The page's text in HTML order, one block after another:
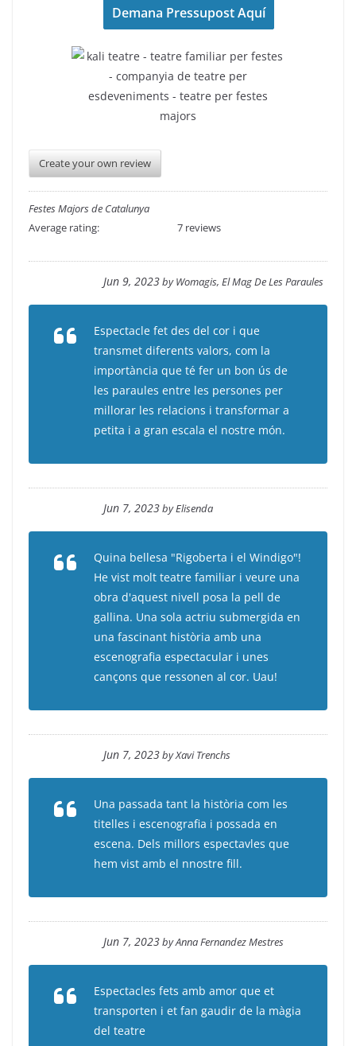
Create your own review
Festes Majors de Catalunya
Average rating:
7 reviews
Jun 9, 2023byWomagis, El Mag De Les Paraules
Espectacle fet des del cor i que
transmet diferents valors, com la
importància que té fer un bon ús de
les paraules entre les persones per
millorar les relacions i transformar a
petita i a gran escala el nostre món.
Jun 7, 2023byElisenda
Quina bellesa "Rigoberta i el Windigo"!
He vist molt teatre familiar i veure una
obra d'aquest nivell posa la pell de
gallina. Una sola actriu submergida en
una fascinant història amb una
escenografia espectacular i unes
cançons que ressonen al cor. Uau!
Jun 7, 2023byXavi Trenchs
Una passada tant la història com les
titelles i escenografia i possada en
escena. Dels millors espectavles que
hem vist amb el nnostre fill.
Jun 7, 2023byAnna Fernandez Mestres
Espectacles fets amb amor que et
transporten i et fan gaudir de la màgia
del teatre